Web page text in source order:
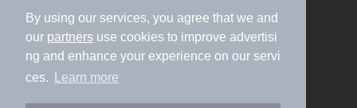
By using our services, you agree that we and
our partners use cookies to improve advertisi
ng and enhance your experience on our servi
ces.
Learn more
加盟店募集（資料請求）
広告出稿のご案内
利用規約
ライフスタイルMEMBERS+規約
特定商取引法に基づく表記
ヘルプ
採用情報
運営会社